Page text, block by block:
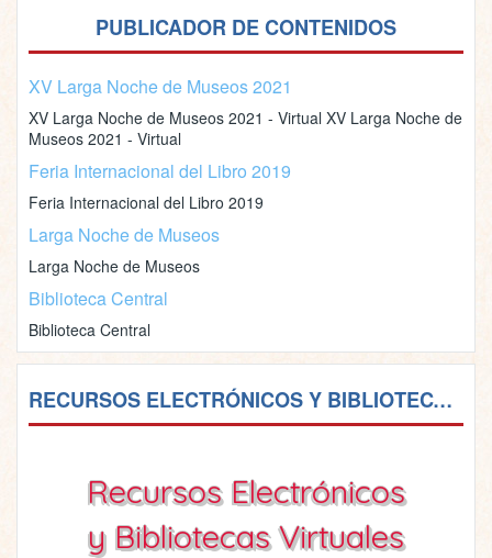
PUBLICADOR DE CONTENIDOS
XV Larga Noche de Museos 2021
XV Larga Noche de Museos 2021 - Virtual XV Larga Noche de
Museos 2021 - Virtual
Feria Internacional del Libro 2019
Feria Internacional del Libro 2019
Larga Noche de Museos
Larga Noche de Museos
Biblioteca Central
Biblioteca Central
RECURSOS ELECTRÓNICOS Y BIBLIOTECAS VIRTUALES
Recursos Electrónicos
y Bibliotecas Virtuales